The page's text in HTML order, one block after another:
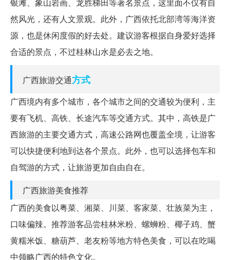
然风光，还有人文景观。此外，广西依托北部湾等海洋资
源，也是休闲度假的好去处。建议游客根据自身爱好选择
合适的景点，不过桂林山水是必去之地。
广西旅游交通方式
广西境内有多个城市，各个城市之间的交通较为便利，主
要有飞机、高铁、长途汽车等交通方式。其中，高铁是广
西旅游的主要交通方式，高速公路网也覆盖全境，让游客
可以快捷便利地到达各个景点。此外，也可以选择包车和
自驾游的方式，让旅游更加自由自在。
广西旅游美食推荐
广西的美食以粤菜、湘菜、川菜、客家菜、壮族菜为主，
口味偏辣。推荐游客品尝桂林米粉、螺蛳粉、椰子鸡、蟹
黄糯米饭、糖葫芦、老友粉等地方特色美食，可以在吃喝
中领略广西的特色文化。